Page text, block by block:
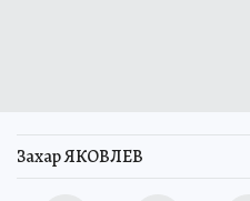
Захар ЯКОВЛЕВ